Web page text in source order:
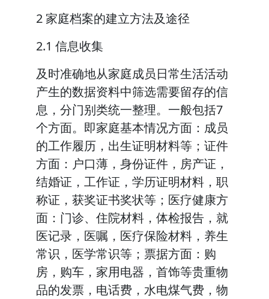
2 家庭档案的建立方法及途径
2.1 信息收集
及时准确地从家庭成员日常生活活动
产生的数据资料中筛选需要留存的信
息，分门别类统一整理。一般包括7
个方面。即家庭基本情况方面：成员
的工作履历，出生证明材料等；证件
方面：户口薄，身份证件，房产证，
结婚证，工作证，学历证明材料，职
称证，获奖证书奖状等；医疗健康方
面：门诊、住院材料，体检报告，就
医记录，医嘱，医疗保险材料，养生
常识，医学常识等；票据方面：购
房，购车，家用电器，首饰等贵重物
品的发票，电话费，水电煤气费，物